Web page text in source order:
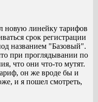
новую линейку тарифов
срок регистрации
названием "Базовый".
при проглядывании по
что они что-то мутят.
он же вроде бы и
и я пошел смотреть,